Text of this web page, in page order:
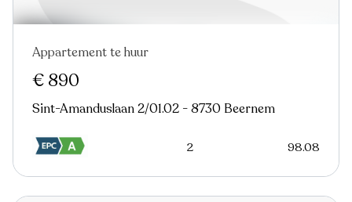
Nieuw
Appartement te huur
€ 890
Sint-Amanduslaan 2/01.02 - 8730 Beernem
2 98.08